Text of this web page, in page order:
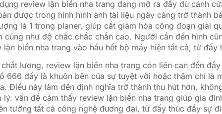
review lặn biển nha trang đang mở ra đầy đủ cánh
được trong hình hình ảnh tài liệu ngày càng trở thành
là 1 trong planer, giúp cắt giảm hóa công đoạn giải
cũng như độ chắc chắc chắn cao. Người cần đến hình
lặn biển nha trang vào hầu hết bộ máy hiện tất cả, từ đấy
lượng, review lặn biển nha trang còn liên can đến
666 đấy là khuôn bên của sự tuyệt vời hoặc thậm chí là
Điều này làm đến định nghĩa trở thành thu hút hơn,
lý. vấn đề cảm thấy review lặn biển nha trang giúp gia
tưởng tất cả công nghệ đương đại, từ đấy thúc đẩy sự